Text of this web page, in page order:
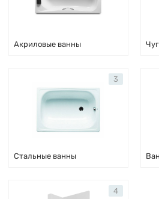
Акриловые ванны
Стальные ванны
3
4